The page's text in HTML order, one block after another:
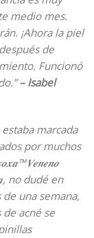
medio mes.
¡Ahora la piel
de
Funcionó
”– Isabel
marcada
por muchos
no dudé en
una semana,
acné se